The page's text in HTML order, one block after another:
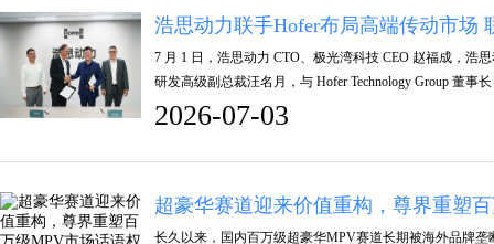
浩思动力联手Hofer布局高端传动市场
7 月 1 日，浩思动力 CTO、极光湾科技 CEO 赵福成，浩
研发高级副总裁汪名月，与 Hofer Technology Group 董事
2026-07-03
超豪华赛道迎来价值重构，尊界重塑
长久以来，国内百万级超豪华MPV赛道长期被海外品牌